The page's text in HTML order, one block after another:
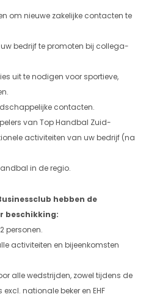
om nieuwe zakelijke contacten te
bedrijf te promoten bij collega-
uit te nodigen voor sportieve,
contacten.
van Top Handbal Zuid-
activiteiten van uw bedrijf (na
in de regio.
hebben de
beschikking:
personen.
activiteiten en bijeenkomsten
alle wedstrijden, zowel tijdens de
nationale beker en EHF